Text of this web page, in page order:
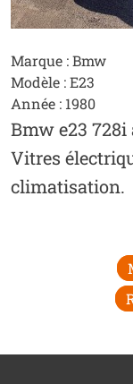
Marque : Bmw
Modèle : E23
Année : 1980
Bmw e23 728i
Vitres
climatisation.